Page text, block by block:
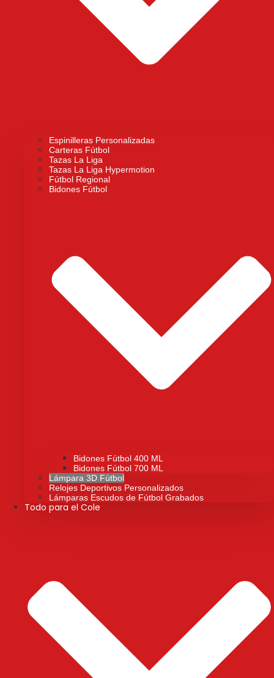
Espinilleras Personalizadas
Carteras Fútbol
Tazas La Liga
Tazas La Liga Hypermotion
Fútbol Regional
Bidones Fútbol
Bidones Fútbol 400 ML
Bidones Fútbol 700 ML
Lámpara 3D Fútbol
Relojes Deportivos Personalizados
Lámparas Escudos de Fútbol Grabados
Todo para el Cole